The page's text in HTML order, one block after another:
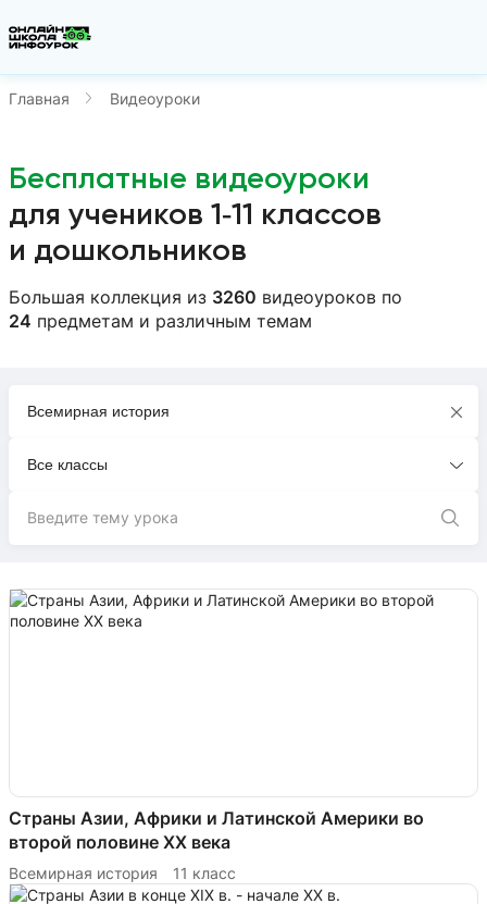
Главная Видеоуроки
Бесплатные видеоуроки
для учеников 1‑11 классов
и дошкольников
Большая коллекция из 3260 видеоуроков по
24 предметам и различным темам
Всемирная история
Все классы
Страны Азии, Африки и Латинской Америки во
второй половине XX века
Всемирная история 11 класс